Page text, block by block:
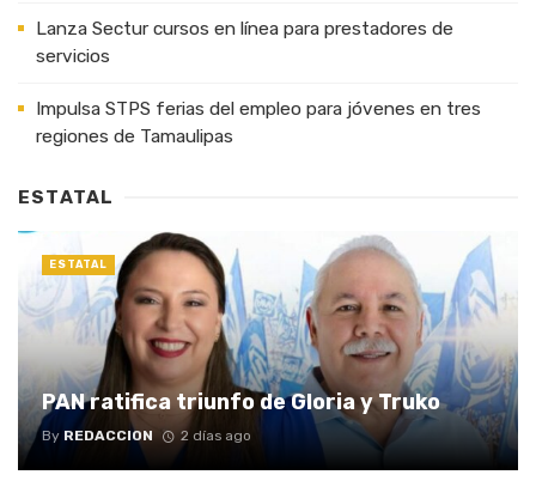
Lanza Sectur cursos en línea para prestadores de
servicios
Impulsa STPS ferias del empleo para jóvenes en tres
regiones de Tamaulipas
ESTATAL
PAN ratifica triunfo de Gloria y Truko
By REDACCION 2 días ago
ESTATAL